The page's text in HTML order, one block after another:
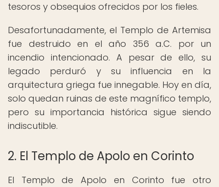
tesoros y obsequios ofrecidos por los fieles.
Desafortunadamente, el Templo de Artemisa
fue destruido en el año 356 a.C. por un
incendio intencionado. A pesar de ello, su
legado perduró y su influencia en la
arquitectura griega fue innegable. Hoy en día,
solo quedan ruinas de este magnífico templo,
pero su importancia histórica sigue siendo
indiscutible.
2. El Templo de Apolo en Corinto
El Templo de Apolo en Corinto fue otro